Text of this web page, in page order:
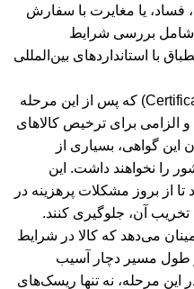
فساد، یا مغایرت با سفارش
شامل بررسی شرایط
با استانداردهای بین‌المللی
گواهی بازرسی (Certificate of Inspection) که پس از این مرحله
الزامی برای ترخیص کالاهای
گواهی، بسیاری از
را نخواهند داشت. این
از بروز مشکلات پرهزینه در
تخریب آن، جلوگیری کنند.
می‌دهد که کالا در شرایط
طول مسیر دچار آسیب
این مرحله، نه تنها ریسک‌های